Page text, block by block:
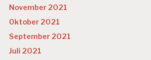
November 2021
Oktober 2021
September 2021
Juli 2021